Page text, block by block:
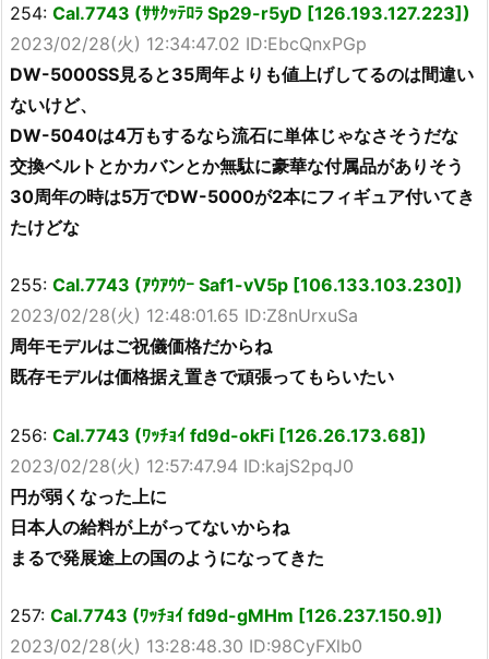
254: Cal.7743 (ｻｻｸｯﾃﾛﾗ Sp29-r5yD [126.193.127.223])
2023/02/28(火) 12:34:47.02 ID:EbcQnxPGp
DW-5000SS見ると35周年よりも値上げしてるのは間違い
ないけど、
DW-5040は4万もするなら流石に単体じゃなさそうだな
交換ベルトとかカバンとか無駄に豪華な付属品がありそう
30周年の時は5万でDW-5000が2本にフィギュア付いてき
たけどな
255: Cal.7743 (ｱｳｱｳｳｰ Saf1-vV5p [106.133.103.230])
2023/02/28(火) 12:48:01.65 ID:Z8nUrxuSa
周年モデルはご祝儀価格だからね
既存モデルは価格据え置きで頑張ってもらいたい
256: Cal.7743 (ﾜｯﾁｮｲ fd9d-okFi [126.26.173.68])
2023/02/28(火) 12:57:47.94 ID:kajS2pqJ0
円が弱くなった上に
日本人の給料が上がってないからね
まるで発展途上の国のようになってきた
257: Cal.7743 (ﾜｯﾁｮｲ fd9d-gMHm [126.237.150.9])
2023/02/28(火) 13:28:48.30 ID:98CyFXlb0